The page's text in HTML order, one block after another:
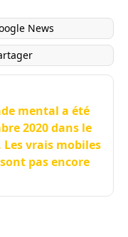
News
mental a été
2020 dans le
vrais mobiles
pas encore